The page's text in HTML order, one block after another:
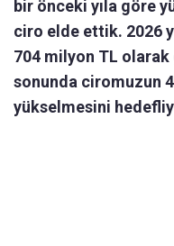
bir önceki yıla göre
ciro elde ettik. 2026
704 milyon TL olarak
sonunda ciromuzun
yükselmesini